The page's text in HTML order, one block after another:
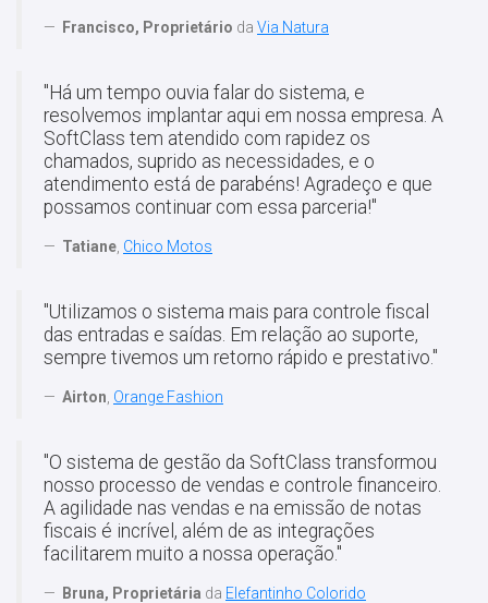
Francisco, Proprietário da Via Natura
"Há um tempo ouvia falar do sistema, e
resolvemos implantar aqui em nossa empresa. A
SoftClass tem atendido com rapidez os
chamados, suprido as necessidades, e o
atendimento está de parabéns! Agradeço e que
possamos continuar com essa parceria!"
Tatiane Chico Motos
"Utilizamos o sistema mais para controle fiscal
das entradas e saídas. Em relação ao suporte,
sempre tivemos um retorno rápido e prestativo."
Airton Orange Fashion
"O sistema de gestão da SoftClass transformou
nosso processo de vendas e controle financeiro.
A agilidade nas vendas e na emissão de notas
fiscais é incrível, além de as integrações
facilitarem muito a nossa operação."
Bruna, Proprietária da Elefantinho Colorido